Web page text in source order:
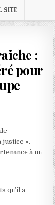
SITE
:
pour
justice ».
à un
qu’il a